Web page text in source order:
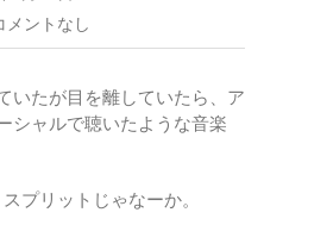
メントなし
いたが目を離していたら、ア
シャルで聴いたような音楽
プリットじゃなーか。